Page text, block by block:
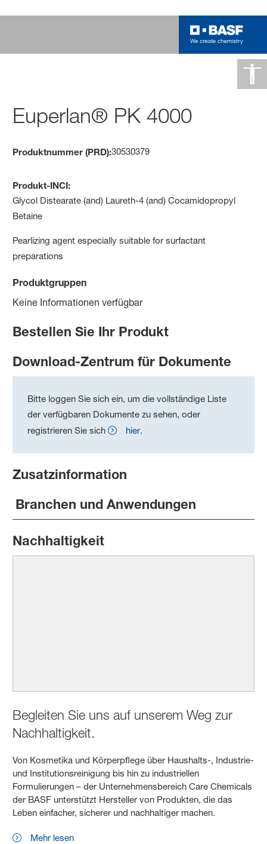
Euperlan® PK 4000
Produktnummer (PRD):30530379
Produkt-INCI:
Glycol Distearate (and) Laureth-4 (and) Cocamidopropyl
Betaine
Pearlizing agent especially suitable for surfactant
preparations
Produktgruppen
Keine Informationen verfügbar
Bestellen Sie Ihr Produkt
Download-Zentrum für Dokumente
Bitte loggen Sie sich ein, um die vollständige Liste
der verfügbaren Dokumente zu sehen, oder
registrieren Sie sich
hier.
Zusatzinformation
Branchen und Anwendungen
Nachhaltigkeit
Begleiten Sie uns auf unserem Weg zur
Nachhaltigkeit.
Von Kosmetika und Körperpflege über Haushalts-, Industrie-
und Institutionsreinigung bis hin zu industriellen
Formulierungen – der Unternehmensbereich Care Chemicals
der BASF unterstützt Hersteller von Produkten, die das
Leben einfacher, sicherer und nachhaltiger machen.
Mehr lesen